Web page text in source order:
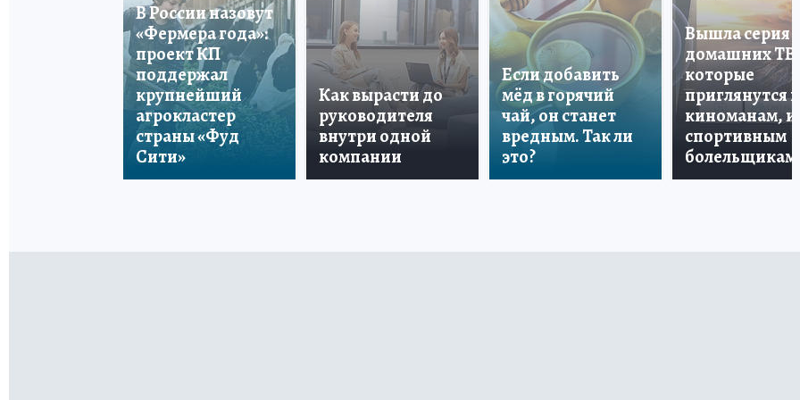
В России назовут
«Фермера года»:
проект КП
поддержал
крупнейший
агрокластер
страны «Фуд
Сити»
Как вырасти до
руководителя
внутри одной
компании
Если добавить
мёд в горячий
чай, он станет
вредным. Так ли
это?
Вышла серия
домашних ТВ,
которые
приглянутся и
киноманам, и
спортивным
болельщикам